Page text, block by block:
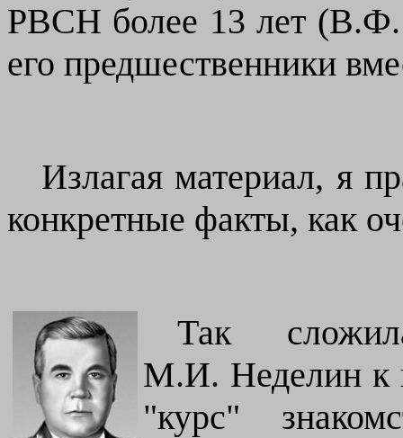
РВСН более 13 лет (В.Ф.
его предшественники
Излагая материал, я
конкретные факты, как
Так
М.И. Неделин к
"курс"